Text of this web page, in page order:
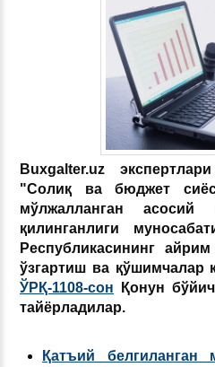
Buxgalter.uz
"Солиқ ва бюджет
мўлжалланган асосий
қилинганлиги
Республикасининг
ўзгартиш ва қўшимчалар
ЎРҚ-1108-сон Қонун
тайёрладилар.
Қатъий